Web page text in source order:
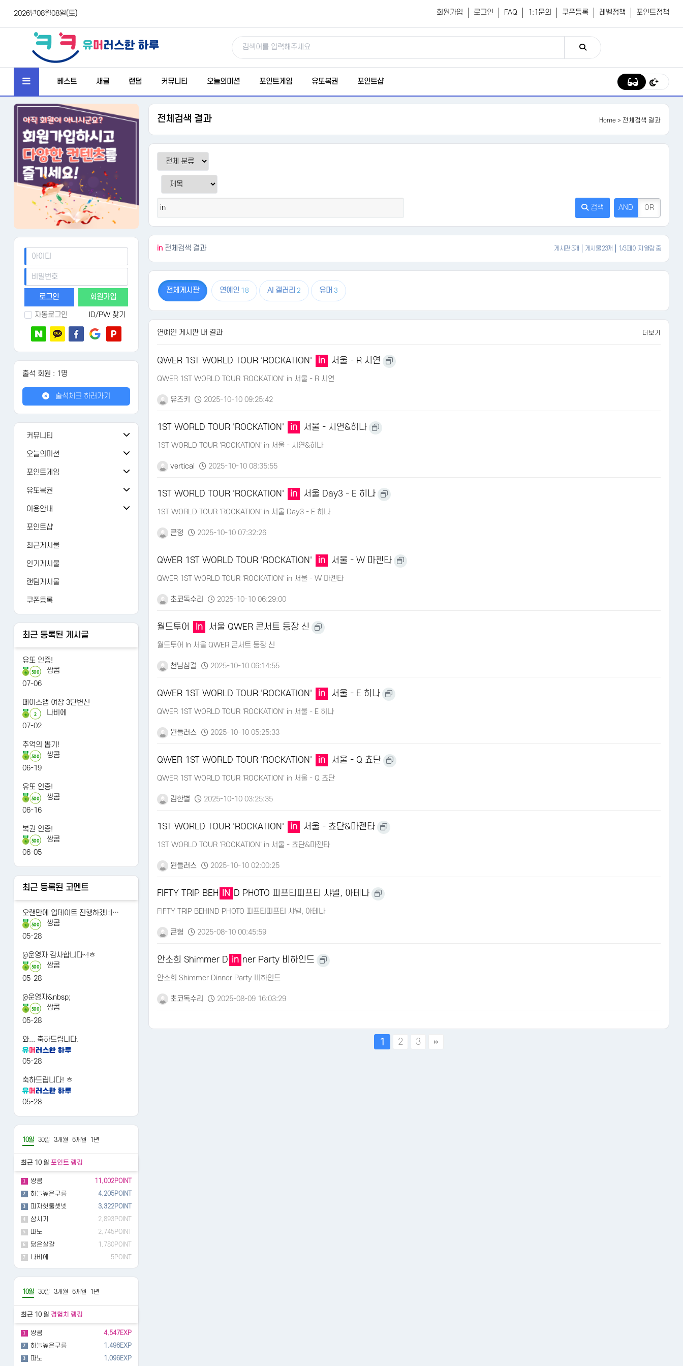
2026년08월08일(토) 회원가입 로그인 FAQ 1:1문의 쿠폰등록 레벨정책 포인트정책
베스트 새글 랜덤 커뮤니티 오늘의미션 포인트게임 유또복권 포인트샵
회원가입
자동로그인 ID/PW 찾기
출석 회원 : 1명
출석체크 하러가기
커뮤니티
공지사항
버그/건의
가입인사
자유게시판
유머
AI 갤러리
연예인
오늘의미션
오늘의 출석
오늘의 미션
추억의 뽑기
오늘의 룰렛
오늘의 복권
오늘의 카트
오늘의 로또
포인트게임
검 강화
주사위
주사위ver-2
가위바위보
사다리홀짝
사다리게임
유또복권
유또복권
내 유또
당첨번호
수동등록
당첨조회
당첨분석
이용안내
FAQ
1:1문의
레벨정책
포인트정책
이용약관
개인정보처리방침
포인트샵
최근게시물
인기게시물
랜덤게시물
쿠폰등록
최근 등록된 게시글
유또 인증!
500
쌍콤
07-06
페이스앱 여장 3단변신
2
나비에
07-02
추억의 뽑기!
500
쌍콤
06-19
유또 인증!
500
쌍콤
06-16
복권 인증!
500
쌍콤
06-05
최근 등록된 코멘트
오랜만에 업데이트 진행하겠네…
500
쌍콤
05-28
@운영자 감사합니다~!ㅎ
500
쌍콤
05-28
@운영자&nbsp;
500
쌍콤
05-28
와... 축하드립니다.
05-28
축하드립니다! ㅎ
05-28
10일 30일 3개월 6개월 1년
최근 10 일 포인트 랭킹
1 쌍콤 11,002POINT
2 하늘높은구름 4,205POINT
3 피자헛둘셋넷 3,322POINT
4 삼시기 2,893POINT
5 파노 2,745POINT
6 닮은살걀 1,780POINT
7 나비에 5POINT
10일 30일 3개월 6개월 1년
최근 10 일 경험치 랭킹
1 쌍콤 4,547EXP
2 하늘높은구름 1,496EXP
3 파노 1,096EXP
전체검색 결과 Home > 전체검색 결과
검색 AND OR
in전체검색 결과 게시판 3개 게시물 23개 1/3 페이지 열람 중
전체게시판 연예인 18 AI 갤러리 2 유머 3
연예인 게시판 내 결과 더보기
QWER 1ST WORLD TOUR 'ROCKATION' in 서울 - R 시연
QWER 1ST WORLD TOUR 'ROCKATION' in 서울 - R 시연
유즈키 2025-10-10 09:25:42
1ST WORLD TOUR 'ROCKATION' in 서울 - 시연&히나
1ST WORLD TOUR 'ROCKATION' in 서울 - 시연&히나
vertical 2025-10-10 08:35:55
1ST WORLD TOUR 'ROCKATION' in 서울 Day3 - E 히나
1ST WORLD TOUR 'ROCKATION' in 서울 Day3 - E 히나
큰형 2025-10-10 07:32:26
QWER 1ST WORLD TOUR 'ROCKATION' in 서울 - W 마젠타
QWER 1ST WORLD TOUR 'ROCKATION' in 서울 - W 마젠타
초코독수리 2025-10-10 06:29:00
월드투어 In 서울 QWER 콘서트 등장 신
월드투어 In 서울 QWER 콘서트 등장 신
천남삼걸 2025-10-10 06:14:55
QWER 1ST WORLD TOUR 'ROCKATION' in 서울 - E 히나
QWER 1ST WORLD TOUR 'ROCKATION' in 서울 - E 히나
윈들러스 2025-10-10 05:25:33
QWER 1ST WORLD TOUR 'ROCKATION' in 서울 - Q 쵸단
QWER 1ST WORLD TOUR 'ROCKATION' in 서울 - Q 쵸단
김한별 2025-10-10 03:25:35
1ST WORLD TOUR 'ROCKATION' in 서울 - 쵸단&마젠타
1ST WORLD TOUR 'ROCKATION' in 서울 - 쵸단&마젠타
윈들러스 2025-10-10 02:00:25
FIFTY TRIP BEH IN D PHOTO 피프티피프티 샤넬, 아테나
FIFTY TRIP BEHIND PHOTO 피프티피프티 샤넬, 아테나
큰형 2025-08-10 00:45:59
안소희 Shimmer D in ner Party 비하인드
안소희 Shimmer Dinner Party 비하인드
초코독수리 2025-08-09 16:03:29
1 2 3